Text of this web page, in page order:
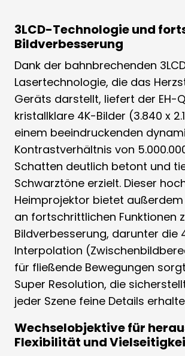
3LCD-Technologie und
Bildverbesserung
Dank der bahnbrechenden
Lasertechnologie, die das
Geräts darstellt, liefert der EH-
kristallklare 4K-Bilder (3.840 x
einem beeindruckenden
Kontrastverhältnis von
Schatten deutlich betont und
Schwarztöne erzielt. Dieser
Heimprojektor bietet außerdem
an fortschrittlichen Funktionen
Bildverbesserung, darunter die
Interpolation
für fließende Bewegungen
Super Resolution, die
jeder Szene feine Details
Wechselobjektive für
Flexibilität und